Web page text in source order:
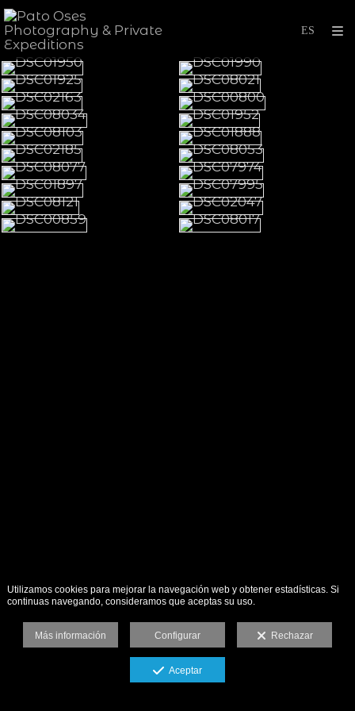
Utilizamos cookies para mejorar la navegación web y obtener estadísticas. Si
continuas navegando, consideramos que aceptas su uso.
Más información Configurar Rechazar
Aceptar